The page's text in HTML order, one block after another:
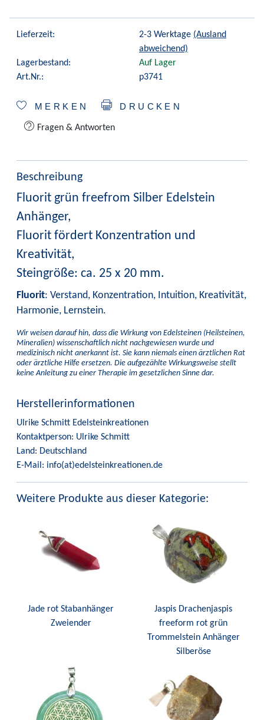
Lieferzeit: 2-3 Werktage (Ausland
abweichend)
Lagerbestand:
Auf Lager
Art.Nr.:
p3741
MERKEN DRUCKEN
Fragen & Antworten
Beschreibung
Fluorit grün freefrom Silber Edelstein
Anhänger,
Fluorit fördert Konzentration und
Kreativität,
Steingröße: ca. 25 x 20 mm.
Fluorit: Verstand, Konzentration, Intuition, Kreativität,
Harmonie, Lernstein.
Wir weisen darauf hin, dass die Wirkung von Edelsteinen (Heilsteinen,
Mineralien) wissenschaftlich nicht nachgewiesen wurde und
medizinisch nicht anerkannt ist. Sie kann niemals einen ärztlichen Rat
oder ärztliche Hilfe ersetzen. Die aufgezählte Wirkungsweise stellt
keine Anleitung zu einer Therapie im gesetzlichen Sinne dar.
Herstellerinformationen
Ulrike Schmitt Edelsteinkreationen
Kontaktperson: Ulrike Schmitt
Land: Deutschland
E-Mail: info(at)edelsteinkreationen.de
Weitere Produkte aus dieser Kategorie:
Jade rot Stabanhänger
Zweiender
Jaspis Drachenjaspis
freeform rot grün
Trommelstein Anhänger
Silberöse